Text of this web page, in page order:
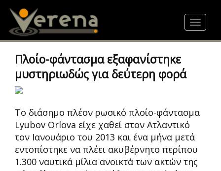
content
Toggle
Πλοίο-φάντασμα εξαφανίστηκε
μυστηριωδώς για δεύτερη φορά
Το διάσημο πλέον ρωσικό πλοίο-φάντασμα
Lyubov Orlova είχε χαθεί στον Ατλαντικό
τον Ιανουάριο του 2013 και ένα μήνα μετά
εντοπίστηκε να πλέει ακυβέρνητο περίπου
1.300 ναυτικά μίλια ανοικτά των ακτών της